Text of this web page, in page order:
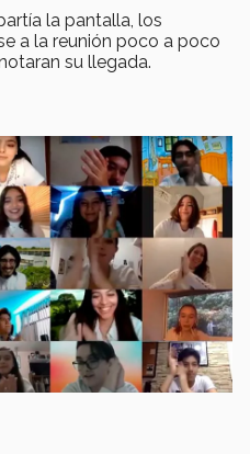
la pantalla, los
a la reunión poco a poco
su llegada.